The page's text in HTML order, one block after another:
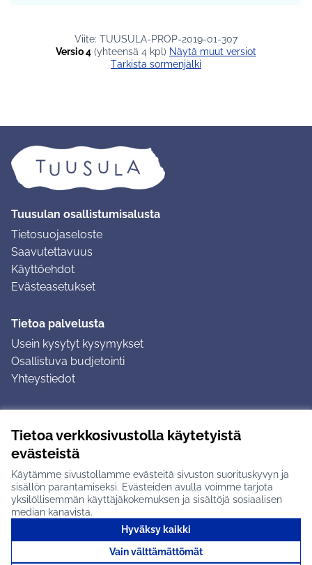
Tietoa verkkosivustolla käytetyistä
evästeistä
Käytämme sivustollamme evästeitä sivuston suorituskyvyn ja
sisällön parantamiseksi. Evästeiden avulla voimme tarjota
yksilöllisemmän käyttäjäkokemuksen ja sisältöjä sosiaalisen
median kanavista.
Hyväksy kaikki
Vain välttämättömät
Viite: TUUSULA-PROP-2019-01-307
Versio 4 (yhteensä 4 kpl)
näytä muut versiot
Tarkista sormenjälki
Tuusulan osallistumisalusta
Tietosuojaseloste
Saavutettavuus
Käyttöehdot
Evästeasetukset
Tietoa palvelusta
Usein kysytyt kysymykset
Osallistuva budjetointi
Yhteystiedot
Ohjeet kirjautumiseen
Ohjeet kommentin jättämiseen
Creative Commons -lisenssi
(Ulkoinen linkki)
Tuusulan osallistumisalusta X-palvelussa
(Ulkoinen linkki)